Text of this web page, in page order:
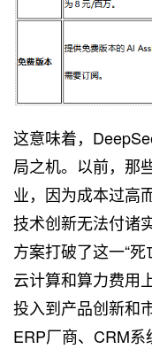
这意味着，
局之机。以前，那
业，因为成本过高
技术创新无法付诸
方案打破了这一“
云计算和算力费用
投入到产品创新和
ERP厂商、CRM